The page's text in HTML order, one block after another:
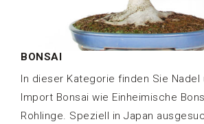
BONSAI
In dieser Kategorie finden Sie Nadel
Import Bonsai wie Einheimische
Rohlinge. Speziell in Japan